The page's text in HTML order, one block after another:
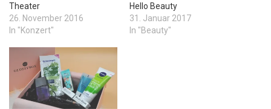
Theater
26. November 2016
In "Konzert"
Hello Beauty
31. Januar 2017
In "Beauty"